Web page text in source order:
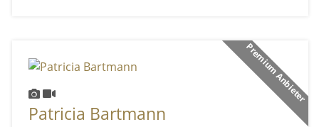
Premium Anbieter
Patricia Bartmann